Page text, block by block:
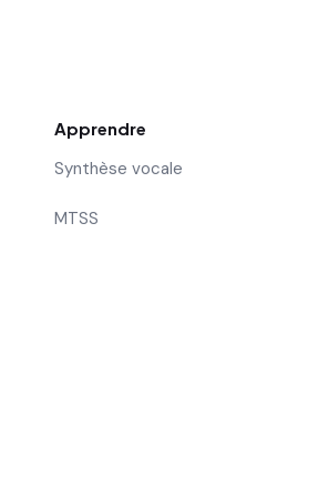
Apprendre
Synthèse vocale
MTSS